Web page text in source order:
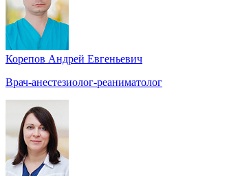
Корепов Андрей Евгеньевич
Врач-анестезиолог-реаниматолог